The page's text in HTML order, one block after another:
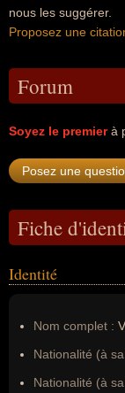
nous les suggérer.
Proposez une
Forum
Soyez le premierà
Fiche
Identité
Nom complet :
Nationalité (à
Nationalité (à